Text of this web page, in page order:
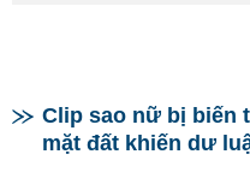
Clip sao nữ bị biến
mặt đất khiến dư